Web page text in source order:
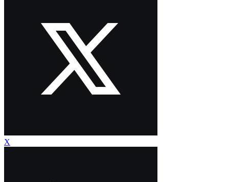
X